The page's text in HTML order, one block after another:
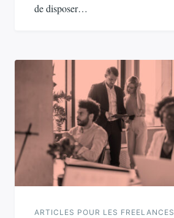
de disposer…
ARTICLES POUR LES FREELANCES